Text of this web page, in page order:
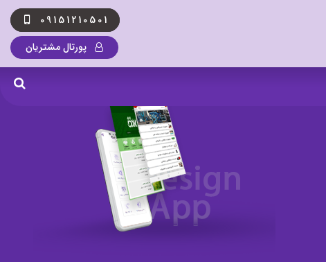
09151210501
پورتال مشتریان